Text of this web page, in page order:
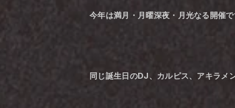
今年は満月・月曜深夜・月光なる開催で
同じ誕生日のDJ、カルピス、アキラ